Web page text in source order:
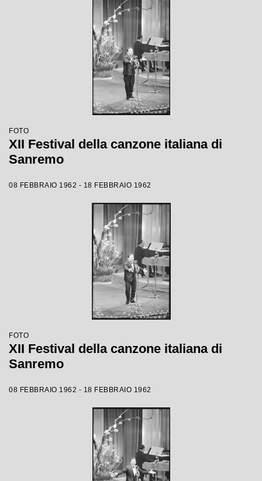
FOTO
XII Festival della canzone italiana di
Sanremo
08 FEBBRAIO 1962 - 18 FEBBRAIO 1962
FOTO
XII Festival della canzone italiana di
Sanremo
08 FEBBRAIO 1962 - 18 FEBBRAIO 1962